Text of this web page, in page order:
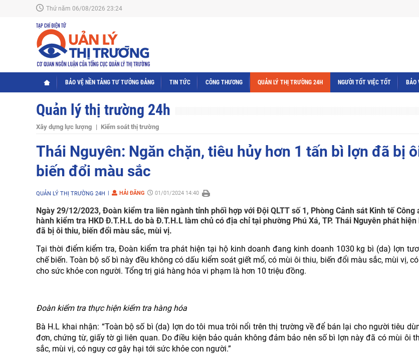
Thứ năm 06/08/2026 23:24
BẢO VỆ NỀN TẢNG TƯ TƯỞNG ĐẢNG TIN TỨC CÔNG THƯƠNG QUẢN LÝ THỊ TRƯỜNG 24H NGƯỜI TỐT VIỆC TỐT BẢO
Quản lý thị trường 24h
Xây dựng lực lượng Kiểm soát thị trường
Thái Nguyên: Ngăn chặn, tiêu hủy hơn 1 tấn bì lợn đã bị
biến đổi màu sắc
QUẢN LÝ THỊ TRƯỜNG 24H HẢI ĐĂNG 01/01/2024 14:40
Ngày 29/12/2023, Đoàn kiểm tra liên ngành tỉnh phối hợp với Đội QLTT số 1, Phòng Cảnh sát Kinh tế Công
hành kiểm tra HKD Đ.T.H.L do bà Đ.T.H.L làm chủ có địa chỉ tại phường Phú Xá, TP. Thái Nguyên phát
đã bị ôi thiu, biến đổi màu sắc, mùi vị.
Tại thời điểm kiểm tra, Đoàn kiểm tra phát hiện tại hộ kinh doanh đang kinh doanh 1030 kg bì (da) lợn
chế biến. Toàn bộ số bì này đều không có dấu kiểm soát giết mổ, có mùi ôi thiu, biến đổi màu sắc, mùi vị,
cho sức khỏe con người. Tổng trị giá hàng hóa vi phạm là hơn 10 triệu đồng.
Đoàn kiểm tra thực hiện kiểm tra hàng hóa
Bà H.L khai nhận: “Toàn bộ số bì (da) lợn do tôi mua trôi nổi trên thị trường về để bán lại cho người tiêu
đơn, chứng từ, giấy tờ gì liên quan. Do điều kiện bảo quản không đảm bảo nên số bì lợn này đã có mùi ôi
sắc, mùi vị, có nguy cơ gây hại tới sức khỏe con người.”